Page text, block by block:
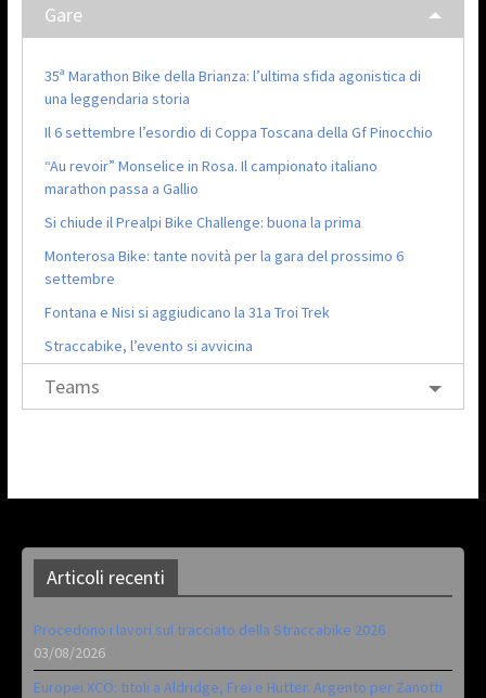
Gare
35ª Marathon Bike della Brianza: l’ultima sfida agonistica di
una leggendaria storia
Il 6 settembre l’esordio di Coppa Toscana della Gf Pinocchio
“Au revoir” Monselice in Rosa. Il campionato italiano
marathon passa a Gallio
Si chiude il Prealpi Bike Challenge: buona la prima
Monterosa Bike: tante novità per la gara del prossimo 6
settembre
Fontana e Nisi si aggiudicano la 31a Troi Trek
Straccabike, l’evento si avvicina
Teams
Articoli recenti
Procedono i lavori sul tracciato della Straccabike 2026
03/08/2026
Europei XCO: titoli a Aldridge, Frei e Hutter. Argento per Zanotti